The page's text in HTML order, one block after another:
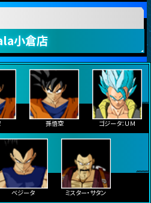
小倉店
孫悟空 ゴジータ：ＵＭ
ベジータ ミスター・サタン